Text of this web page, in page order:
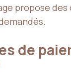
propose
de